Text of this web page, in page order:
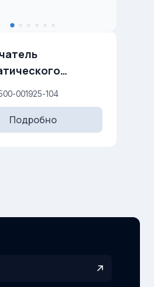
двери 10AX,
001925-104
Подробно